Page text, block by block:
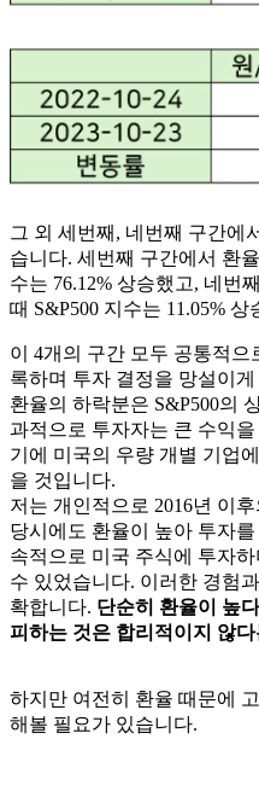
그 외 세번째, 네번째 구간에
습니다. 세번째 구간에서 환
수는 76.12% 상승했고, 네번
때 S&P500 지수는 11.05% 상
이 4개의 구간 모두 공통적으
록하며 투자 결정을 망설이
환율의 하락분은 S&P500의
과적으로 투자자는 큰 수익
기에 미국의 우량 개별 기업
을 것입니다.
저는 개인적으로 2016년 이
당시에도 환율이 높아 투자
속적으로 미국 주식에 투자
수 있었습니다. 이러한 경험
확합니다. 단순히 환율이 높
피하는 것은 합리적이지 않
하지만 여전히 환율 때문에
해볼 필요가 있습니다.